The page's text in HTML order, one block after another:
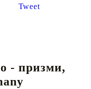
Tweet
- призми,